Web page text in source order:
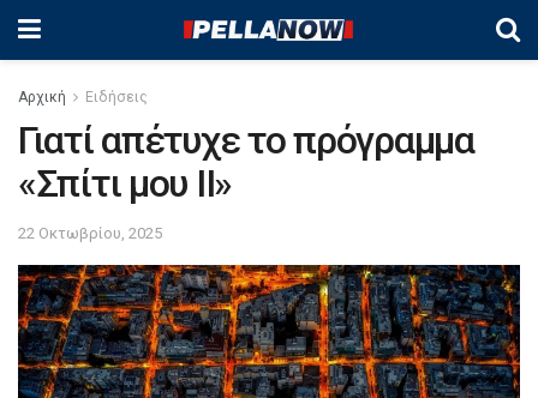
Αρχική Ειδήσεις
Γιατί απέτυχε το πρόγραμμα
«Σπίτι μου ΙΙ»
22 Οκτωβρίου, 2025